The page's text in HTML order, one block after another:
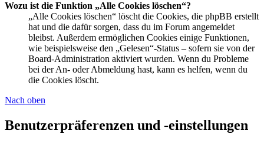
Wozu ist die Funktion „Alle Cookies löschen“?
„Alle Cookies löschen“ löscht die Cookies, die phpBB erstellt
hat und die dafür sorgen, dass du im Forum angemeldet
bleibst. Außerdem ermöglichen Cookies einige Funktionen,
wie beispielsweise den „Gelesen“-Status – sofern sie von der
Board-Administration aktiviert wurden. Wenn du Probleme
bei der An- oder Abmeldung hast, kann es helfen, wenn du
die Cookies löscht.
Nach oben
Benutzerpräferenzen und -einstellungen